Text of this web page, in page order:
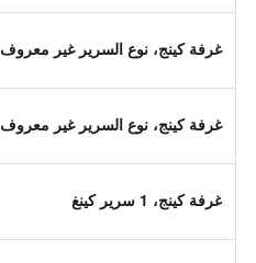
غرفة كينج، نوع السرير غير معروف
غرفة كينج، نوع السرير غير معروف
غرفة كينج، 1 سرير كينغ